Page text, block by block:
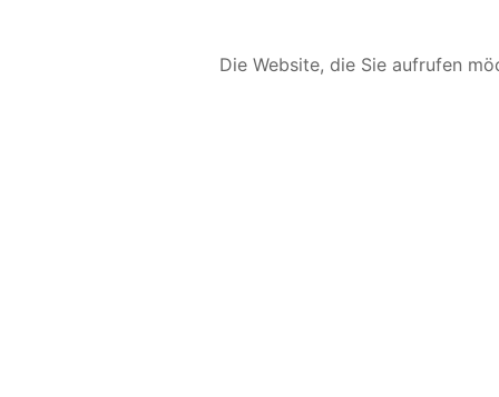
Die Website, die Sie aufrufen